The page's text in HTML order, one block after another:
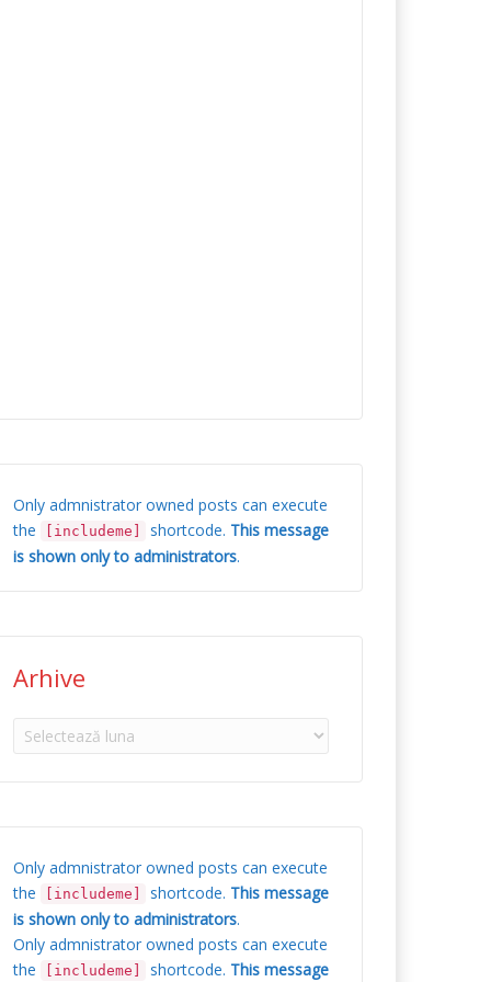
Only admnistrator owned posts can execute
the
[includeme] shortcode. This message
is shown only to administrators.
Arhive
Arhive
Only admnistrator owned posts can execute
the
[includeme] shortcode. This message
is shown only to administrators.
Only admnistrator owned posts can execute
the
[includeme] shortcode. This message